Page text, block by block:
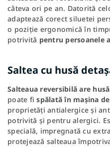
câteva ori pe an. Datorită
adaptează corect siluetei
o poziție ergonomică în
potrivită pentru persoanele
Saltea cu husă
Salteaua reversibilă are
poate fispălată în mașina
proprietăți antialergice și
potrivită și pentru alergici.
specială, impregnată cu
protejează salteaua